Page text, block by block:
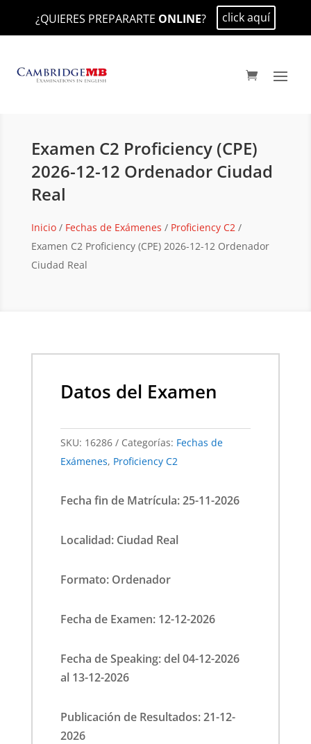
¿QUIERES PREPARARTE ONLINE? click aquí
Examen C2 Proficiency (CPE)
2026-12-12 Ordenador Ciudad
Real
Inicio/ Fechas de Exámenes / Proficiency C2/
Examen C2 Proficiency (CPE) 2026-12-12 Ordenador
Ciudad Real
Datos del Examen
SKU: 16286 Categorías: Fechas de
Exámenes, Proficiency C2
Fecha fin de Matrícula: 25-11-2026
Localidad: Ciudad Real
Formato: Ordenador
Fecha de Examen: 12-12-2026
Fecha de Speaking: del 04-12-2026
al 13-12-2026
Publicación de Resultados: 21-12-
2026